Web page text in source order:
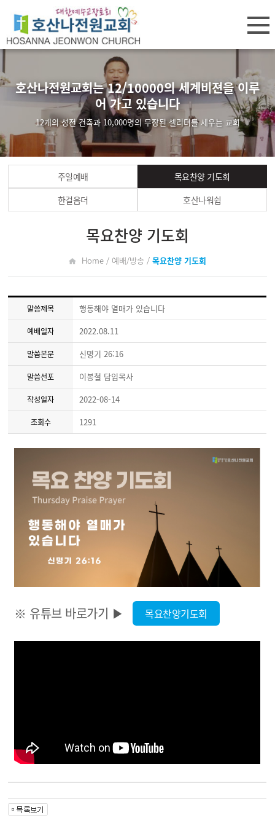
호산나전원교회는 12/10000의 세계비젼을 이루
어 가고 있습니다
12개의 성전 건축과 10,000명의 무장된 셀리더를 세우는 교회
주일예배
목요찬양 기도회
한걸음더
호산나워쉽
목요찬양 기도회
Home / 예배/방송 / 목요찬양 기도회
말씀제목 행동해야 열매가 있습니다
예배일자 2022.08.11
말씀본문 신명기 26:16
말씀선포 이봉철 담임목사
작성일자 2022-08-14
조회수 1291
※ 유튜브 바로가기 ▶ 목요찬양기도회